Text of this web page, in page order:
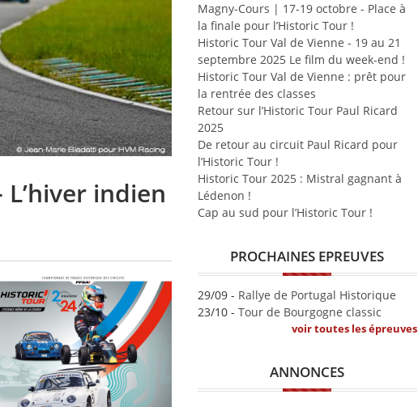
indien
Magny-Cours | 17-19 octobre - Place à
la finale pour l’Historic Tour !
Historic Tour Val de Vienne - 19 au 21
septembre 2025 Le film du week-end !
Historic Tour Val de Vienne : prêt pour
la rentrée des classes
Retour sur l’Historic Tour Paul Ricard
2025
De retour au circuit Paul Ricard pour
l’Historic Tour !
Historic Tour 2025 : Mistral gagnant à
Lédenon !
Cap au sud pour l’Historic Tour !
PROCHAINES EPREUVES
29/09 - Rallye de Portugal Historique
23/10 - Tour de Bourgogne classic
voir toutes les épreuves
ANNONCES